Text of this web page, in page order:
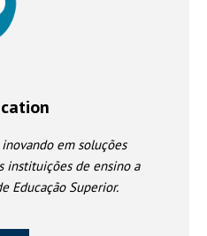
em soluções
instituições de ensino a
Educação Superior.